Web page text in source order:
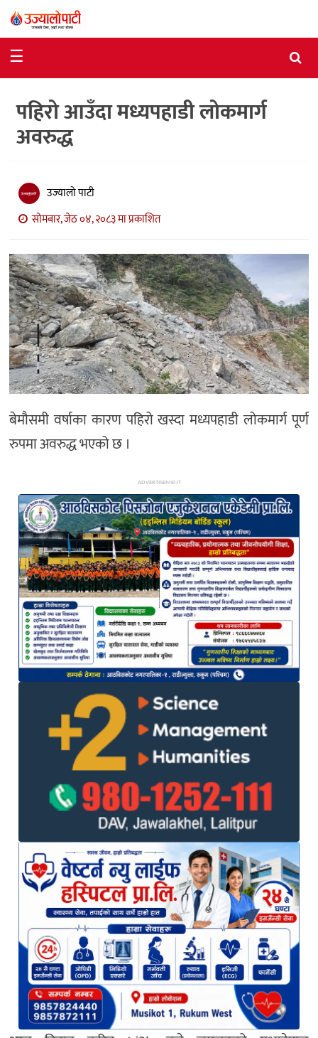
राजनीति
विशेष
आर्थिक
अन्तर्वार्ता
मनोरञ्जन
विज्ञान
प्रविधि
खेलकुद
अन्य
☰
पहिरो आउँदा मध्यपहाडी लोकमार्ग
अवरुद्ध
उज्यालो पाटी
सोमबार, जेठ ०४, २०८३ मा प्रकाशित
बेमौसमी वर्षाका कारण पहिरो खस्दा मध्यपहाडी लोकमार्ग पूर्ण
रुपमा अवरुद्ध भएको छ ।
ADVERTISEMENT